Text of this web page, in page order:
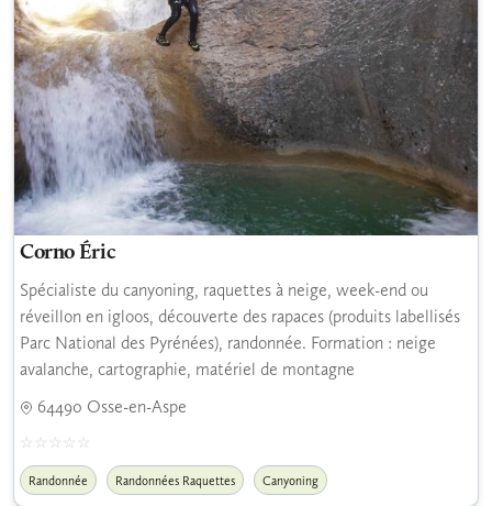
Corno Éric
Spécialiste du canyoning, raquettes à neige, week-end ou
réveillon en igloos, découverte des rapaces (produits labellisés
Parc National des Pyrénées), randonnée. Formation : neige
avalanche, cartographie, matériel de montagne
64490 Osse-en-Aspe
Randonnée Randonnées Raquettes Canyoning